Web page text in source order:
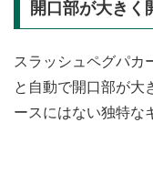
開口部が大きく
スラッシュペグパカ
と自動で開口部が大
ースにはない独特な